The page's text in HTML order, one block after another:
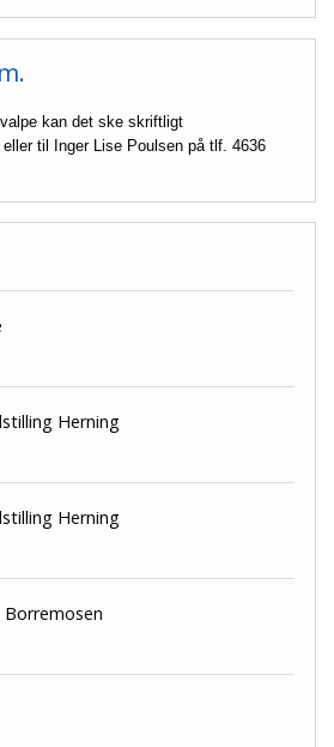
kan det ske skriftligt
eller til Inger Lise Poulsen på tlf. 4636
Herning
Herning